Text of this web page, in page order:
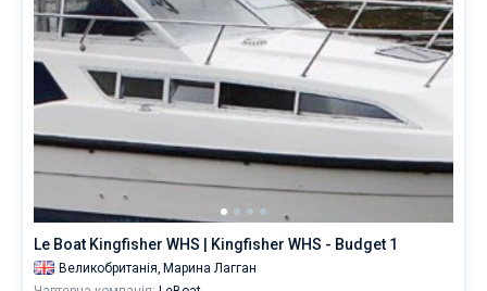
Le Boat Kingfisher WHS | Kingfisher WHS - Budget 1
Великобританія, Марина Лагган